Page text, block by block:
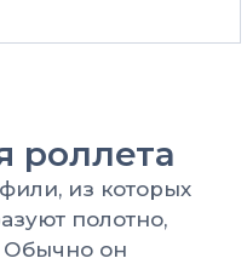
роллета
из которых
полотно,
Обычно он